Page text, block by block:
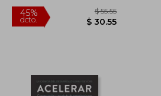
$ 48.11
Decisiones